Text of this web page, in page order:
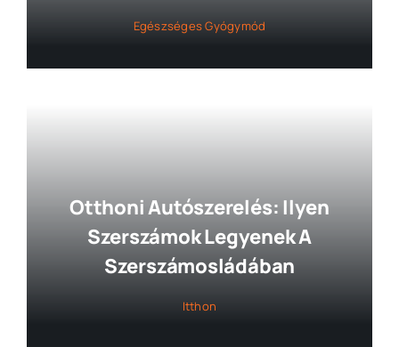
Egészséges Gyógymód
Otthoni Autószerelés: Ilyen
Szerszámok Legyenek A
Szerszámosládában
Itthon